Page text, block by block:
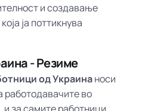
и создавање
ја поттикнува
- Резиме
од Украинаноси
работодавачите во